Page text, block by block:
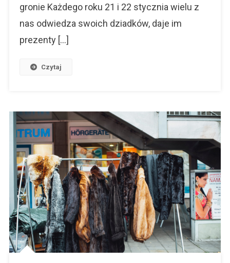
gronie Każdego roku 21 i 22 stycznia wielu z
nas odwiedza swoich dziadków, daje im
prezenty […]
Czytaj